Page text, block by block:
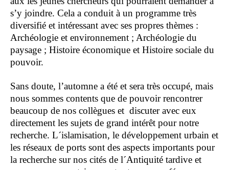
s’y joindre. Cela a conduit à un programme très
diversifié et intéressant avec ses propres thèmes :
Archéologie et environnement ; Archéologie du
paysage ; Histoire économique et Histoire sociale du
pouvoir.
Sans doute, l’automne a été et sera très occupé, mais
nous sommes contents que de pouvoir rencontrer
beaucoup de nos collègues et discuter avec eux
directement les sujets de grand intérêt pour notre
recherche. L´islamisation, le développement urbain et
les réseaux de ports sont des aspects importants pour
la recherche sur nos cités de l´Antiquité tardive et